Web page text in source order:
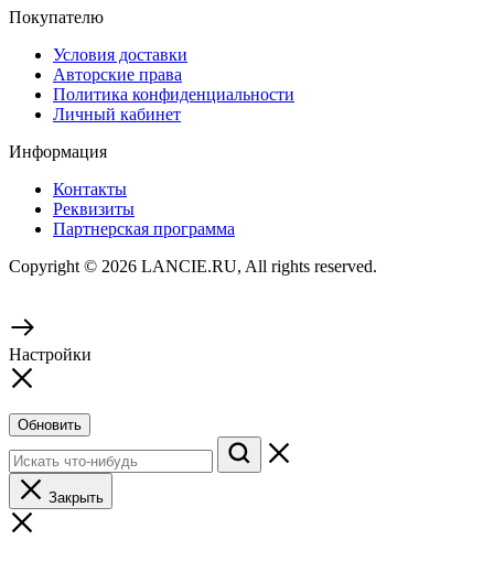
Покупателю
Условия доставки
Авторские права
Политика конфиденциальности
Личный кабинет
Информация
Контакты
Реквизиты
Партнерская программа
Copyright © 2026 LANCIE.RU, All rights reserved.
Настройки
Обновить
Закрыть